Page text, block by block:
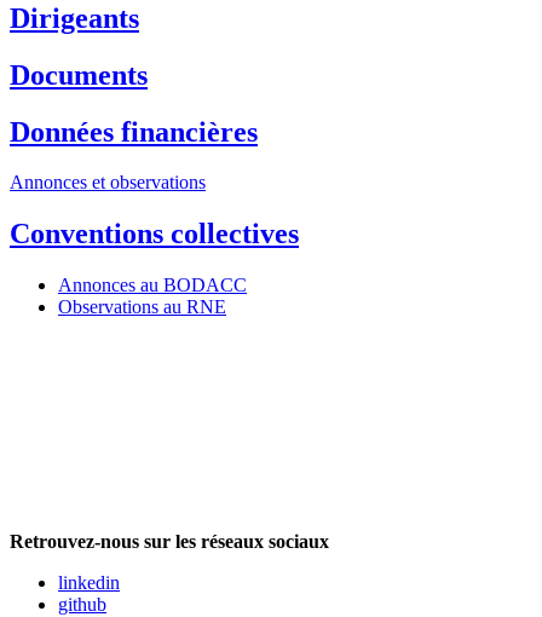
Dirigeants
Documents
Données financières
Annonces et observations
Conventions collectives
Annonces au BODACC
Observations au RNE
Retrouvez-nous sur les réseaux sociaux
linkedin
github